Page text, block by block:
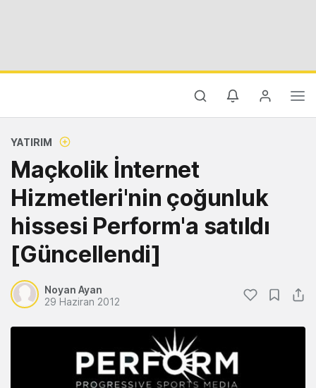
YATIRIM
Maçkolik İnternet
Hizmetleri'nin çoğunluk
hissesi Perform'a satıldı
[Güncellendi]
Noyan Ayan
29 Haziran 2012